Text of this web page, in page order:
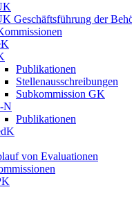
Geschäftsführung der
Publikationen
Stellenausschreibungen
Subkommission GK
N
Publikationen
von Evaluationen